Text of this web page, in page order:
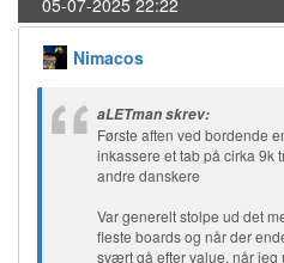
Nimacos
aLETman skrev:
Første aften ved bordende
inkassere et tab på cirka 9k
andre danskere
Var generelt stolpe ud det
fleste boards og når der
svært gå efter value, når jeg